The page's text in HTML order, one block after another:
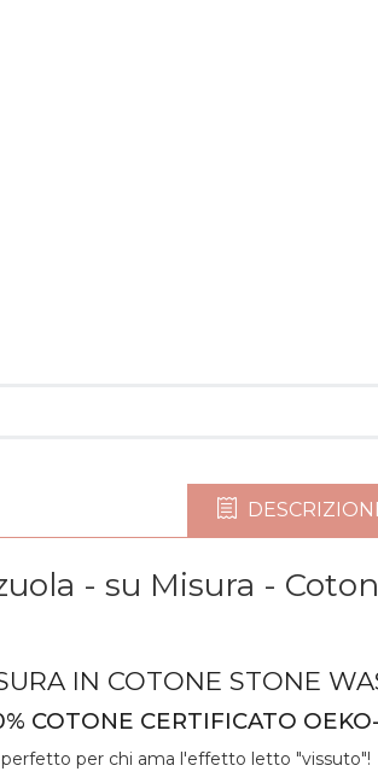
- su Misura -
IN COTONE STONE
COTONE CERTIFICATO
perfetto per chi ama l'effetto letto "vissuto"!